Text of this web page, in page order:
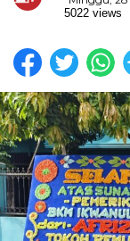
5022 views